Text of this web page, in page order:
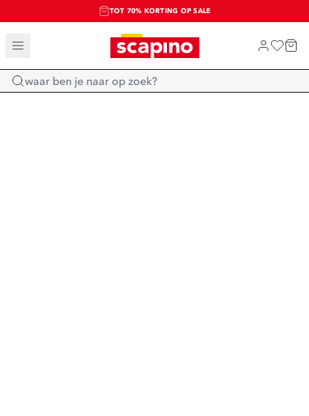
TOT 70% KORTING OP SALE
SALE: LAATSTE KANS!
SHOP NIEUW
Home